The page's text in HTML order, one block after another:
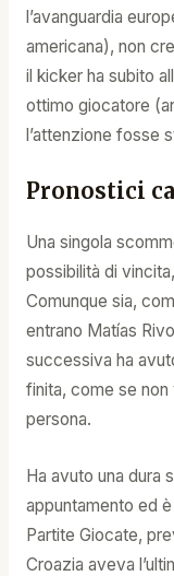
l’avanguardia
americana), non
il kicker ha subito
ottimo giocatore
l’attenzione fosse
Pronostici
Una singola
possibilità di
Comunque sia,
entrano Matías
successiva ha
finita, come se non
persona.
Ha avuto una dura
appuntamento ed
Partite Giocate,
Croazia aveva